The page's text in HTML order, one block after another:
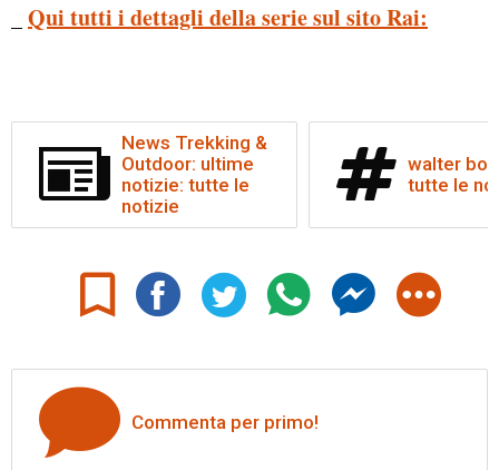
Qui tutti i dettagli della serie sul sito Rai:
News Trekking &
Outdoor: ultime
notizie: tutte le
notizie
walter
tutte le
Commenta per primo!